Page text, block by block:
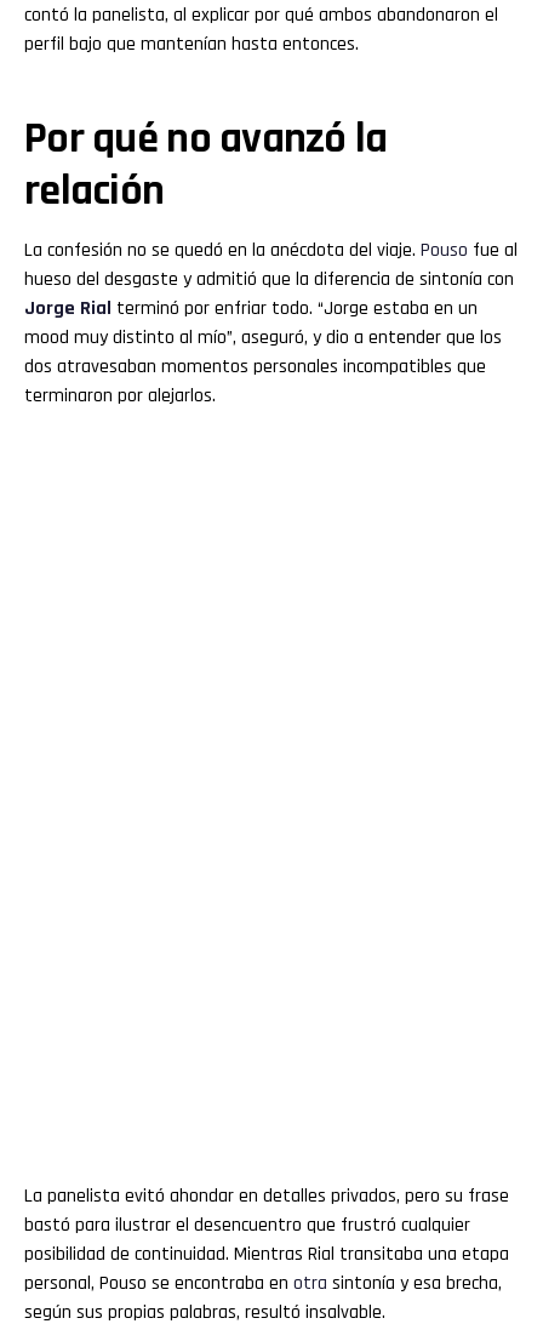
contó la panelista, al explicar por qué ambos abandonaron el
perfil bajo que mantenían hasta entonces.
Por qué no avanzó la
relación
La confesión no se quedó en la anécdota del viaje. Pouso fue al
hueso del desgaste y admitió que la diferencia de sintonía con
Jorge Rial terminó por enfriar todo. “Jorge estaba en un
mood muy distinto al mío”, aseguró, y dio a entender que los
dos atravesaban momentos personales incompatibles que
terminaron por alejarlos.
La panelista evitó ahondar en detalles privados, pero su frase
bastó para ilustrar el desencuentro que frustró cualquier
posibilidad de continuidad. Mientras Rial transitaba una etapa
personal, Pouso se encontraba en otra sintonía y esa brecha,
según sus propias palabras, resultó insalvable.